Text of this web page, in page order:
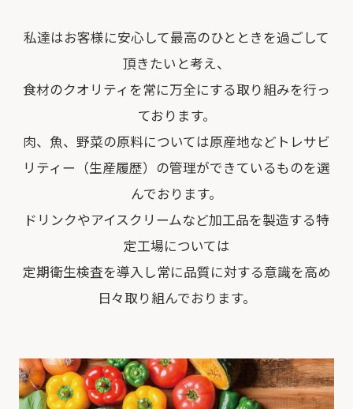
私達はお客様に安心して最高のひとときを過ごして
頂きたいと考え、
食材のクオリティを常に万全にする取り組みを行っ
ております。
肉、魚、野菜の原料については原産地などトレサビ
リティー（生産履歴）の管理ができているものを選
んでおります。
ドリンクやアイスクリームなど加工品を製造する特
定工場については
定期衛生検査を導入し常に品質に対する意識を高め
日々取り組んでおります。